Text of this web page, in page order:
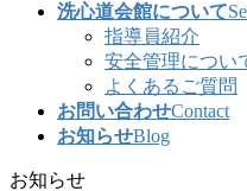
洗心道会館について
指導員紹介
安全管理につい
よくあるご質問
お問い合わせContact
お知らせBlog
お知らせ